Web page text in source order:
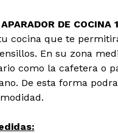
DE COCINA
cocina que te
En su zona
como la cafetera o
De esta forma